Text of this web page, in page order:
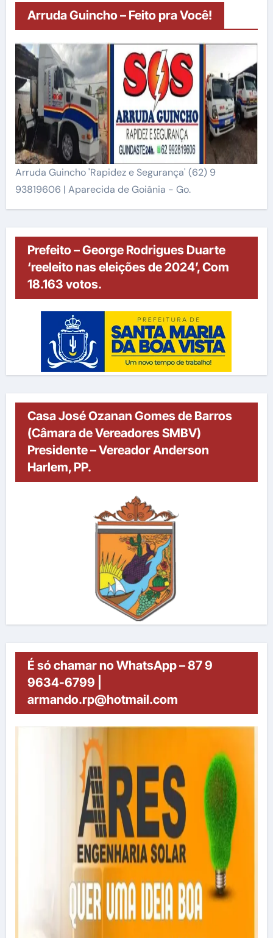
Arruda Guincho – Feito pra Você!
Arruda Guincho 'Rapidez e Segurança' (62) 9
93819606 | Aparecida de Goiânia - Go.
Prefeito – George Rodrigues Duarte
‘reeleito nas eleições de 2024’, Com
18.163 votos.
Casa José Ozanan Gomes de Barros
(Câmara de Vereadores SMBV)
Presidente – Vereador Anderson
Harlem, PP.
É só chamar no WhatsApp – 87 9
9634-6799 |
armando.rp@hotmail.com